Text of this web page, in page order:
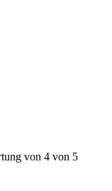
von 4 von 5